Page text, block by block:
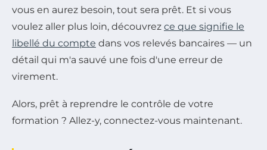
vous en aurez besoin, tout sera prêt. Et si vous
voulez aller plus loin, découvrez ce que signifie le
libellé du compte dans vos relevés bancaires — un
détail qui m'a sauvé une fois d'une erreur de
virement.
Alors, prêt à reprendre le contrôle de votre
formation ? Allez-y, connectez-vous maintenant.